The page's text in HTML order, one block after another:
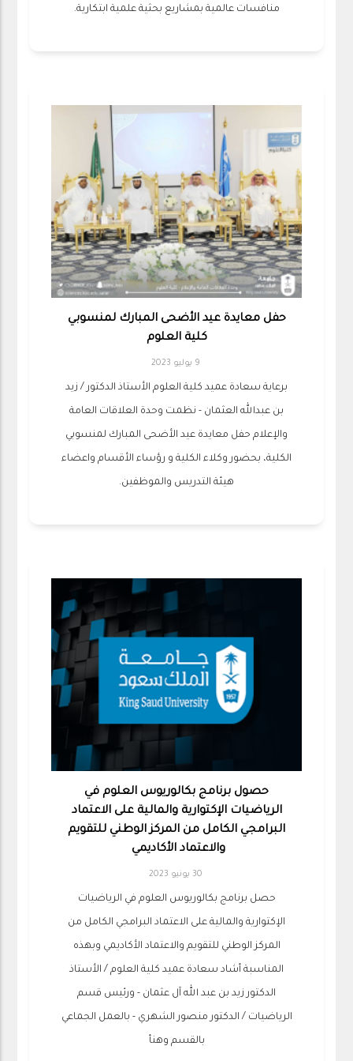
منافسات عالمية بمشاريع بحثية علمية ابتكارية.
حفل معايدة عيد الأضحى المبارك لمنسوبي
كلية العلوم
9 يوليو 2023
برعاية سعادة عميد ‫كلية العلوم‬ الأستاذ الدكتور / زيد
بن عبدالله العثمان - نظمت وحدة العلاقات العامة
والإعلام حفل معايدة ‫عيد الأضحى المبارك‬ لمنسوبي
الكلية، بحضور وكلاء الكلية و رؤساء الأقسام واعضاء
هيئة التدريس والموظفين.
حصول برنامج بكالوريوس العلوم في
الرياضيات الإكتوارية والمالية على الاعتماد
البرامجي الكامل من المركز الوطني للتقويم
والاعتماد الأكاديمي
30 يونيو 2023
حصل برنامج بكالوريوس العلوم في الرياضيات
الإكتوارية والمالية على الاعتماد البرامجي الكامل من
المركز الوطني للتقويم والاعتماد الأكاديمي وبهذه
المناسبة أشاد سعادة عميد كلية العلوم / الأستاذ
الدكتور زيد بن عبد الله آل عثمان - ورئيس قسم
الرياضيات / الدكتور منصور الشهري - بالعمل الجماعي
بالقسم وهنأ